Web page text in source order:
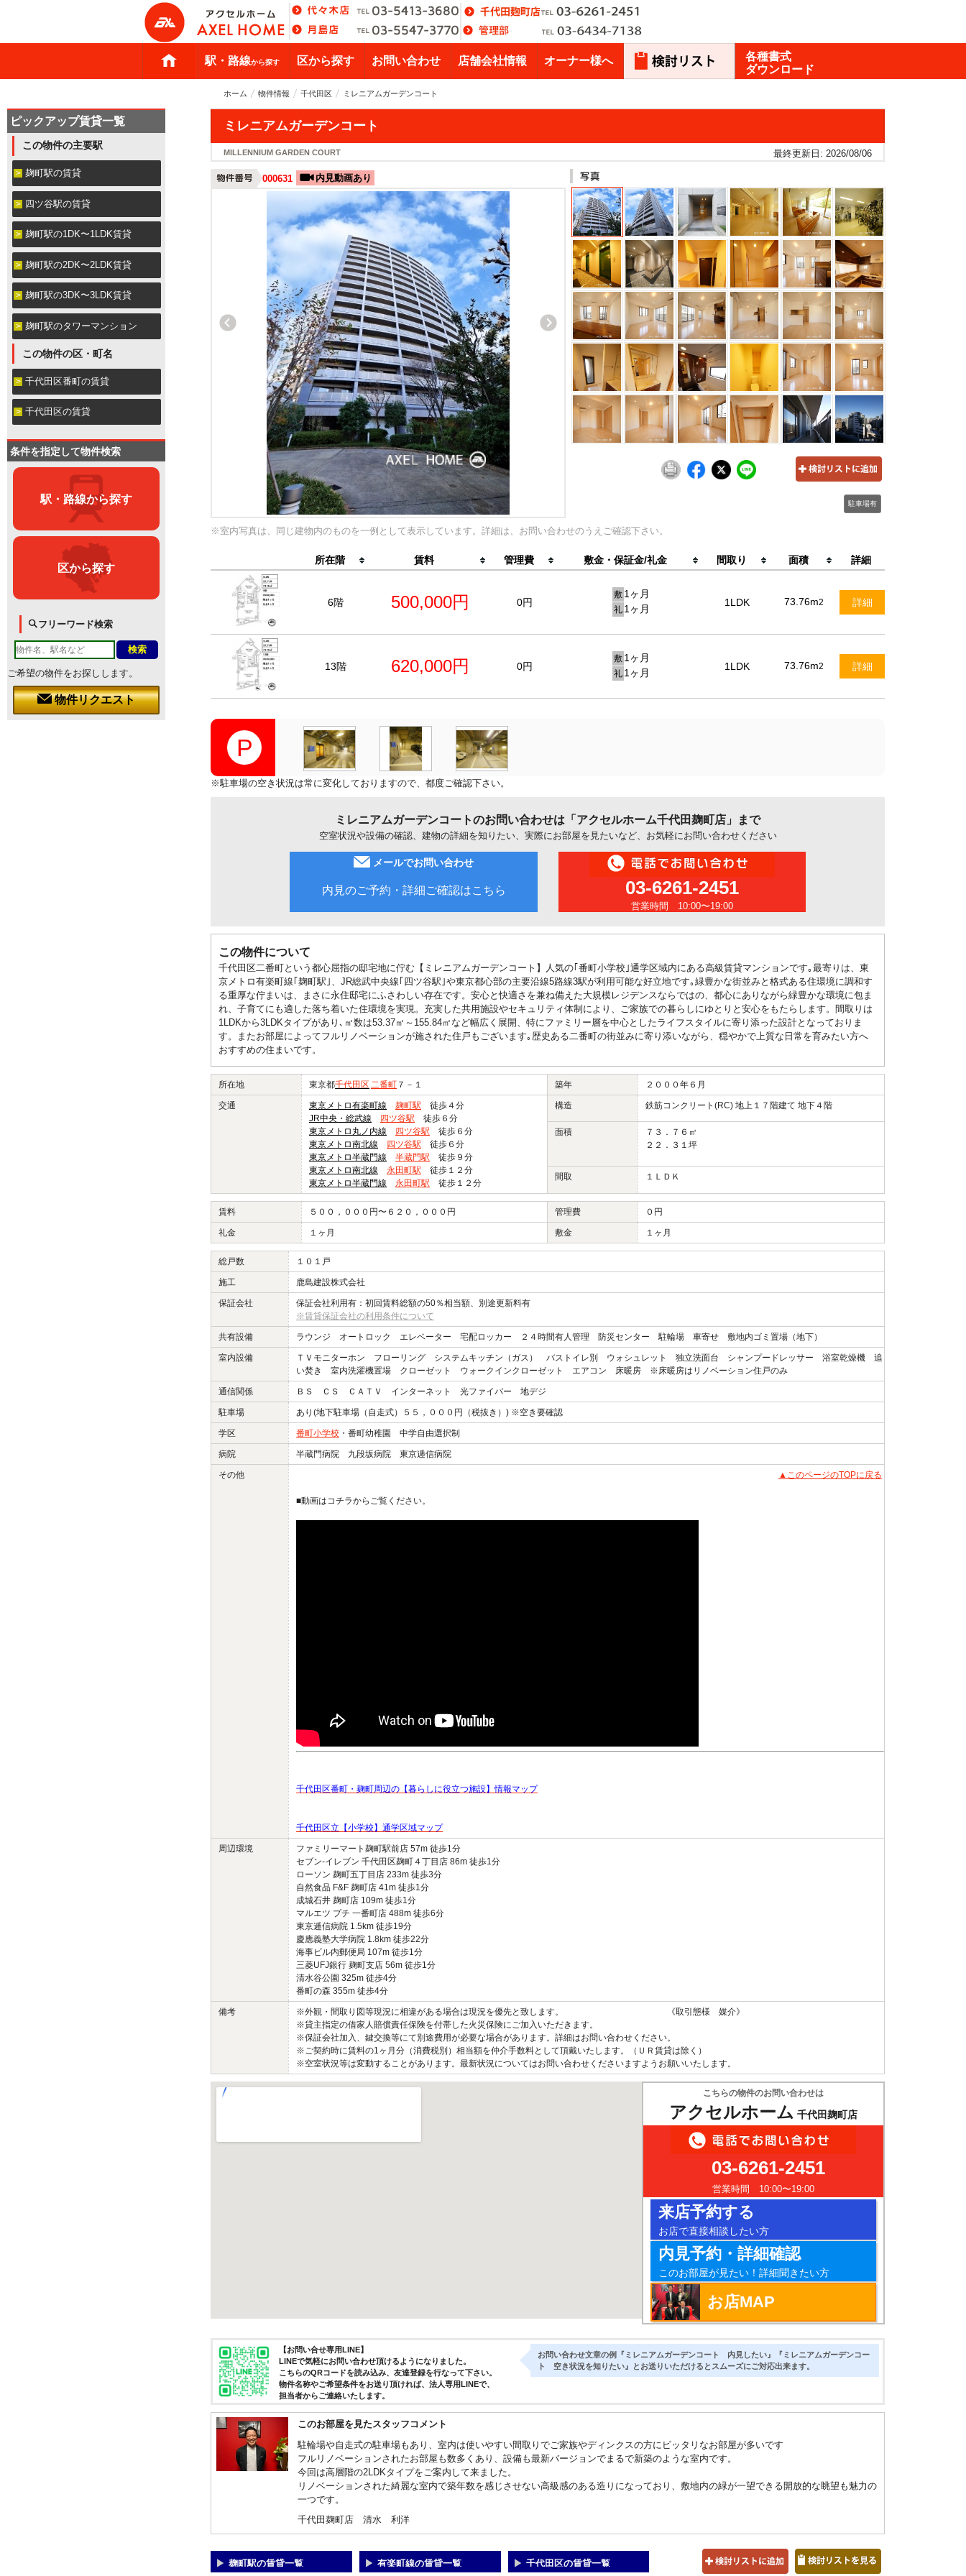
駅・路線から探す 区から探す お問い合わせ 店舗会社情報 オーナー様へ
各種書式
ダウンロード
ホーム 物件情報 千代田区 ミレニアムガーデンコート
ミレニアムガーデンコート
MILLENNIUM GARDEN COURT 最終更新日: 2026/08/06
000631 内見動画あり
駐車場有
※室内写真は、同じ建物内のものを一例として表示しています。詳細は、お問い合わせのうえご確認下さい。
所在階 賃料 管理費 敷金・保証金/礼金 間取り 面積 詳細
6階 500,000円 0円
敷 1ヶ月
礼 1ヶ月
1LDK 73.76m2 詳細
13階 620,000円 0円
敷 1ヶ月
礼 1ヶ月
1LDK 73.76m2 詳細
※駐車場の空き状況は常に変化しておりますので、都度ご確認下さい。
ミレニアムガーデンコートのお問い合わせは「アクセルホーム千代田麹町店」まで
空室状況や設備の確認、建物の詳細を知りたい、実際にお部屋を見たいなど、お気軽にお問い合わせください
メールでお問い合わせ
内見のご予約・詳細ご確認はこちら 03-6261-2451
営業時間 10:00〜19:00
この物件について
千代田区二番町という都心屈指の邸宅地に佇む【ミレニアムガーデンコート】人気の｢番町小学校｣通学区域内にある高級賃貸マンションです｡最寄りは、東
京メトロ有楽町線｢麹町駅｣、JR総武中央線｢四ツ谷駅｣や東京都心部の主要沿線5路線3駅が利用可能な好立地です｡緑豊かな街並みと格式ある住環境に調和す
る重厚な佇まいは、まさに永住邸宅にふさわしい存在です。安心と快適さを兼ね備えた大規模レジデンスならではの、都心にありながら緑豊かな環境に包ま
れ、子育てにも適した落ち着いた住環境を実現。充実した共用施設やセキュリティ体制により、ご家族での暮らしにゆとりと安心をもたらします。間取りは
1LDKから3LDKタイプがあり､㎡数は53.37㎡～155.84㎡など幅広く展開、特にファミリー層を中心としたライフスタイルに寄り添った設計となっておりま
す。またお部屋によってフルリノベーションが施された住戸もございます｡歴史ある二番町の街並みに寄り添いながら、穏やかで上質な日常を育みたい方へ
おすすめの住まいです。
所在地 東京都千代田区 二番町 ７－１ 築年 ２０００年６月
交通 東京メトロ有楽町線 麹町駅 徒歩４分
JR中央・総武線
四ツ谷駅 徒歩６分
東京メトロ丸ノ内線
四ツ谷駅 徒歩６分
東京メトロ南北線
四ツ谷駅 徒歩６分
東京メトロ半蔵門線
半蔵門駅 徒歩９分
東京メトロ南北線
永田町駅 徒歩１２分
東京メトロ半蔵門線
永田町駅 徒歩１２分
構造 鉄筋コンクリート(RC) 地上１７階建て 地下４階
面積
７３．７６㎡
２２．３１坪
間取 １ＬＤＫ
賃料 ５００，０００円〜６２０，０００円 管理費 ０円
礼金 １ヶ月 敷金 １ヶ月
総戸数 １０１戸
施工 鹿島建設株式会社
保証会社
保証会社利用有：初回賃料総額の50％相当額、別途更新料有
※賃貸保証会社の利用条件について
共有設備 ラウンジ オートロック エレベーター 宅配ロッカー ２４時間有人管理 防災センター 駐輪場 車寄せ 敷地内ゴミ置場（地下）
室内設備
ＴＶモニターホン フローリング システムキッチン（ガス） バストイレ別 ウォシュレット 独立洗面台 シャンプードレッサー 浴室乾燥機 追
い焚き 室内洗濯機置場 クローゼット ウォークインクローゼット エアコン 床暖房 ※床暖房はリノベーション住戸のみ
通信関係 ＢＳ ＣＳ ＣＡＴＶ インターネット 光ファイバー 地デジ
駐車場 あり(地下駐車場（自走式）５５，０００円（税抜き）) ※空き要確認
学区 番町小学校 ・番町幼稚園 中学自由選択制
病院 半蔵門病院 九段坂病院 東京逓信病院
その他 ▲このページのTOPに戻る
■動画はコチラからご覧ください。
千代田区番町・麹町周辺の【暮らしに役立つ施設】情報マップ
千代田区立【小学校】通学区域マップ
周辺環境
ファミリーマート麹町駅前店 57m 徒歩1分
セブン-イレブン 千代田区麹町４丁目店 86m 徒歩1分
ローソン 麹町五丁目店 233m 徒歩3分
自然食品 F&F 麹町店 41m 徒歩1分
成城石井 麹町店 109m 徒歩1分
マルエツ プチ 一番町店 488m 徒歩6分
東京逓信病院 1.5km 徒歩19分
慶應義塾大学病院 1.8km 徒歩22分
海事ビル内郵便局 107m 徒歩1分
三菱UFJ銀行 麹町支店 56m 徒歩1分
清水谷公園 325m 徒歩4分
番町の森 355m 徒歩4分
備考
※外観・間取り図等現況に相違がある場合は現況を優先と致します。 《取引態様 媒介》
※貸主指定の借家人賠償責任保険を付帯した火災保険にご加入いただきます。
※保証会社加入、鍵交換等にて別途費用が必要な場合があります。詳細はお問い合わせください。
※ご契約時に賃料の1ヶ月分（消費税別）相当額を仲介手数料として頂戴いたします。（ＵＲ賃貸は除く）
※空室状況等は変動することがあります。最新状況についてはお問い合わせくださいますようお願いいたします。
こちらの物件のお問い合わせは
アクセルホーム 千代田麹町店
03-6261-2451
営業時間 10:00〜19:00
来店予約する
お店で直接相談したい方
内見予約・詳細確認
このお部屋が見たい！詳細聞きたい方
お店MAP
【お問い合せ専用LINE】
LINEで気軽にお問い合わせ頂けるようになりました。
こちらのQRコードを読み込み、友達登録を行なって下さい。
物件名称やご希望条件をお送り頂ければ、法人専用LINEで、
担当者からご連絡いたします。
お問い合わせ文章の例『ミレニアムガーデンコート 内見したい』『ミレニアムガーデンコー
ト 空き状況を知りたい』とお送りいただけるとスムーズにご対応出来ます。
このお部屋を見たスタッフコメント
駐輪場や自走式の駐車場もあり、室内は使いやすい間取りでご家族やディンクスの方にピッタリなお部屋が多いです
フルリノベーションされたお部屋も数多くあり、設備も最新バージョンでまるで新築のような室内です。
今回は高層階の2LDKタイプをご案内して来ました。
リノベーションされた綺麗な室内で築年数を感じさせない高級感のある造りになっており、敷地内の緑が一望できる開放的な眺望も魅力の
一つです。
千代田麹町店 清水 利洋
麹町駅の賃貸一覧 有楽町線の賃貸一覧 千代田区の賃貸一覧
ピックアップ賃貸一覧
この物件の主要駅
麹町駅の賃貸
四ツ谷駅の賃貸
麹町駅の1DK〜1LDK賃貸
麹町駅の2DK〜2LDK賃貸
麹町駅の3DK〜3LDK賃貸
麹町駅のタワーマンション
この物件の区・町名
千代田区番町の賃貸
千代田区の賃貸
条件を指定して物件検索
駅・路線から探す
区から探す
フリーワード検索
ご希望の物件をお探しします。
物件リクエスト